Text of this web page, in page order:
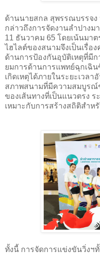
ด้านนายสกล สุพรรณบรรจง
กล่าวถึงการจัดงานลำปาง
11 ธันวาคม 65 โดยเน้นมา
ไฮไลต์ของสนามจึงเป็นเรื่อ
ด้านการป้องกันอุบัติเหตุที่มีก
ยมการด้านการแพทย์ฉุกเฉิน
เกิดเหตุได้ภายในระยะเวล
สภาพสนามที่มีความสมบูรณ์
ของเส้นทางที่เป็นแนวตรง
เหมาะกับการสร้างสถิติสำ
ทั้งนี้ การจัดการแข่งขันวิ่งฯ